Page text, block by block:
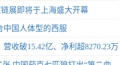
展即将于上海盛大开幕
中国人体型的西服
收破15.42亿、净利超8270.23万